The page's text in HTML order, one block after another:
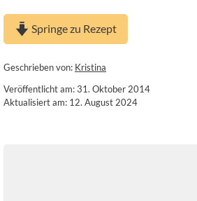
Springe zu Rezept
Geschrieben von: Kristina
Veröffentlicht am: 31. Oktober 2014
Aktualisiert am: 12. August 2024